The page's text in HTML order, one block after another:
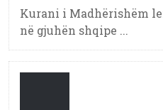
Kurani i Madhërishëm
në gjuhën shqipe ...